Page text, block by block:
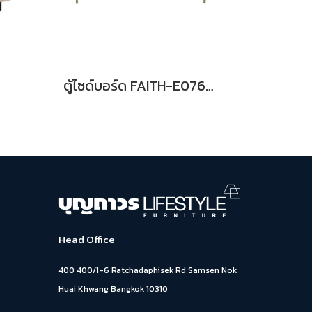
ตู้ไซด์บอร์ด FAITH-E0769 BG
Head Office
400 400/1-6 Ratchadaphisek Rd Samsen Nok
Huai Khwang Bangkok 10310